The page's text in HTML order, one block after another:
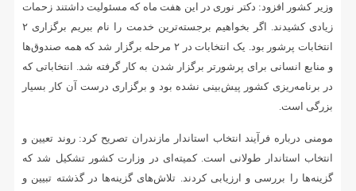
وزیر کشور افزود: دکتر نوری در این هفت ماه که مسئولیت داشتند زحمات
زیادی کشیدند. اگر بخواهیم برجسته‌ترین خدمت را نام ببریم برگزاری ۲
انتخابات پرشور بود. یک انتخابات در ۲ مرحله برگزار شد که همه صندوق‌ها
و منابع انسانی برای پرشورتر برگزار شدن به کار گرفته شد. انتخاباتی که
در برنامه‌ریزی کشور پیش‌بینی نشده بود و برگزاری درست آن کار بسیار
بزرگی است.
مومنی درباره فرآیند انتخاب استاندار مازندران تصریح کرد: روند تعیین و
انتخاب استاندار طولانی است. کمیته‌ای در وزارت کشور تشکیل شد که
گزینه‌ها را بررسی و ارزیابی کردند. تلاش‌های گزینه‌ها در گذشته تبیین و